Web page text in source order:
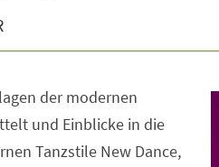
der modernen
und Einblicke in die
Tanzstile New Dance,